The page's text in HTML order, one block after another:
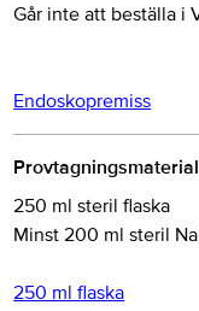
Går inte att beställa i
Endoskopremiss
250 ml steril flaska
Minst 200 ml steril
250 ml flaska